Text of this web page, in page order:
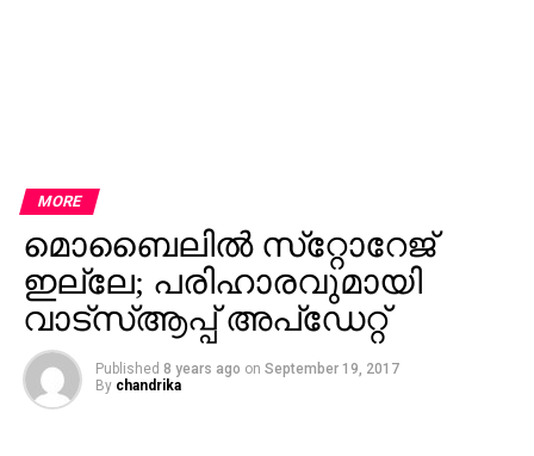
MORE
മൊബൈലില്‍ സ്‌റ്റോറേജ്
ഇല്ലേ; പരിഹാരവുമായി
വാട്സ്ആപ്പ് അപ്‌ഡേറ്റ്
Published 8 years ago on September 19, 2017
By chandrika